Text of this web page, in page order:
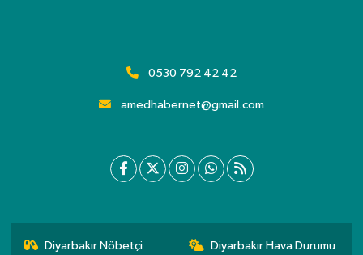
0530 792 42 42
amedhabernet@gmail.com
Diyarbakır Nöbetçi
Diyarbakır Hava Durumu